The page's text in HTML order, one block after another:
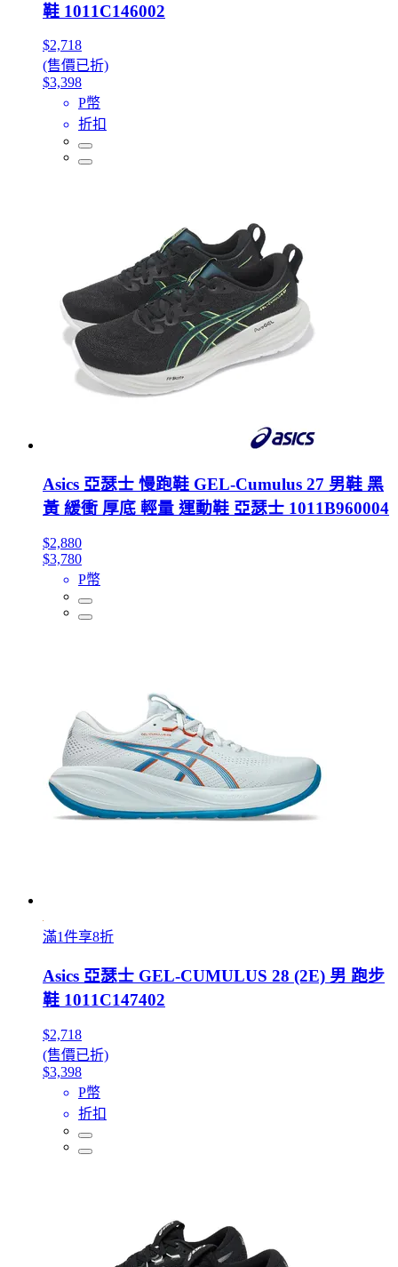
鞋 1011C146002
$2,718
(售價已折)
$3,398
P幣
折扣
Asics 亞瑟士 慢跑鞋 GEL-Cumulus 27 男鞋 黑
黃 緩衝 厚底 輕量 運動鞋 亞瑟士 1011B960004
$2,880
$3,780
P幣
滿1件享8折
Asics 亞瑟士 GEL-CUMULUS 28 (2E) 男 跑步
鞋 1011C147402
$2,718
(售價已折)
$3,398
P幣
折扣